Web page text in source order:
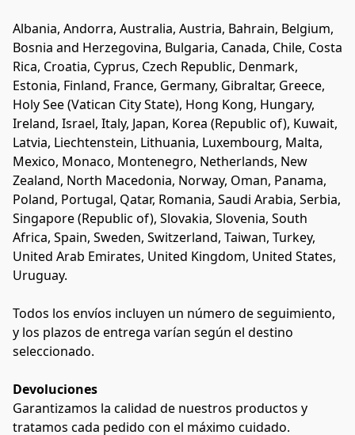
Albania, Andorra, Australia, Austria, Bahrain, Belgium,
Bosnia and Herzegovina, Bulgaria, Canada, Chile, Costa
Rica, Croatia, Cyprus, Czech Republic, Denmark,
Estonia, Finland, France, Germany, Gibraltar, Greece,
Holy See (Vatican City State), Hong Kong, Hungary,
Ireland, Israel, Italy, Japan, Korea (Republic of), Kuwait,
Latvia, Liechtenstein, Lithuania, Luxembourg, Malta,
Mexico, Monaco, Montenegro, Netherlands, New
Zealand, North Macedonia, Norway, Oman, Panama,
Poland, Portugal, Qatar, Romania, Saudi Arabia, Serbia,
Singapore (Republic of), Slovakia, Slovenia, South
Africa, Spain, Sweden, Switzerland, Taiwan, Turkey,
United Arab Emirates, United Kingdom, United States,
Uruguay.
Todos los envíos incluyen un número de seguimiento,
y los plazos de entrega varían según el destino
seleccionado.
Devoluciones
Garantizamos la calidad de nuestros productos y
tratamos cada pedido con el máximo cuidado.